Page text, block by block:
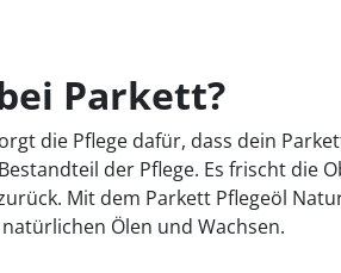
Parkett?
die Pflege dafür, dass dein
der Pflege. Es frischt die
Mit dem Parkett Pflegeöl
Ölen und Wachsen.